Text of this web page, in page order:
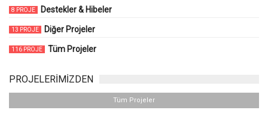
şöleni düzenleniyor. 7 Ağustos Cuma günü Karabük Millet
Bahçesinde gerçekleştirilecek dev organizasyonda Türk pop
Sefo sahne alacak.
PROJELERDE ARA